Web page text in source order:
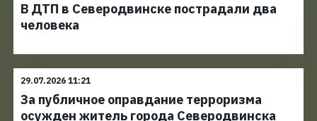
В ДТП в Северодвинске пострадали два
человека
29.07.2026 11:21
За публичное оправдание терроризма
осужден житель города Северодвинска